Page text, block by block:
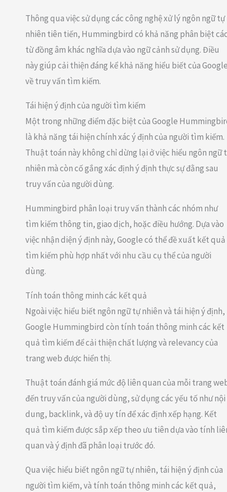
Thông qua việc sử dụng các công nghệ xử lý ngôn ngữ tự
nhiên tiên tiến, Hummingbird có khả năng phân biệt
từ đồng âm khác nghĩa dựa vào ngữ cảnh sử dụng. Điều
này giúp cải thiện đáng kể khả năng hiểu biết của
về truy vấn tìm kiếm.
Tái hiện ý định của người tìm kiếm
Một trong những điểm đặc biệt của Google
là khả năng tái hiện chính xác ý định của người tìm kiếm.
Thuật toán này không chỉ dừng lại ở việc hiểu ngôn ngữ
nhiên mà còn cố gắng xác định ý định thực sự đằng sau
truy vấn của người dùng.
Hummingbird phân loại truy vấn thành các nhóm như
tìm kiếm thông tin, giao dịch, hoặc điều hướng. Dựa vào
việc nhận diện ý định này, Google có thể đề xuất kết quả
tìm kiếm phù hợp nhất với nhu cầu cụ thể của người
dùng.
Tính toán thông minh các kết quả
Ngoài việc hiểu biết ngôn ngữ tự nhiên và tái hiện ý định,
Google Hummingbird còn tính toán thông minh các kết
quả tìm kiếm để cải thiện chất lượng và relevancy của
trang web được hiển thị.
Thuật toán đánh giá mức độ liên quan của mỗi trang
đến truy vấn của người dùng, sử dụng các yếu tố như nội
dung, backlink, và độ uy tín để xác định xếp hạng. Kết
quả tìm kiếm được sắp xếp theo ưu tiên dựa vào tính
quan và ý định đã phân loại trước đó.
Qua việc hiểu biết ngôn ngữ tự nhiên, tái hiện ý định của
người tìm kiếm, và tính toán thông minh các kết quả,